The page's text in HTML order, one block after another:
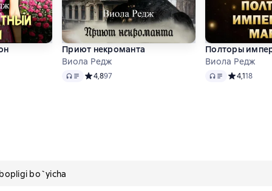
4,9 на основе 44 оценок
Приют некроманта
Виола Редж
Audio Средний рейтинг 4,8 на основе 97 оценок
4,897
Полторы
Виола Редж
Audio Средний
4,118
bo`yicha